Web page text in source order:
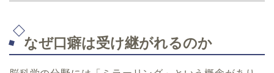
なぜ口癖は受け継がれるのか